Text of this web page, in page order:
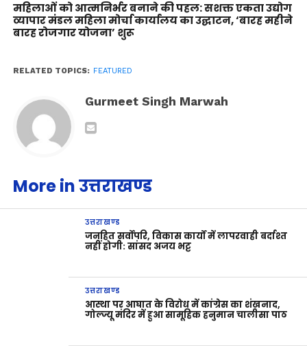
महिलाओं को आत्मनिर्भर बनाने की पहल: सशक्त एकता उद्योग
व्यापार मंडल महिला मोर्चा कार्यालय का उद्घाटन, ‘बारह महीने
बारह रोजगार योजना’ शुरू
RELATED TOPICS: FEATURED
Gurmeet Singh Marwah
More in उत्तराखण्ड
उत्तराखण्ड
जनहित सर्वोपरि, विकास कार्यों में लापरवाही बर्दाश्त
नहीं होगी: सांसद अजय भट्ट
उत्तराखण्ड
आस्था पर आघात के विरोध में कांग्रेस का शंखनाद,
गोल्ज्यू मंदिर में हुआ सामूहिक हनुमान चालीसा पाठ